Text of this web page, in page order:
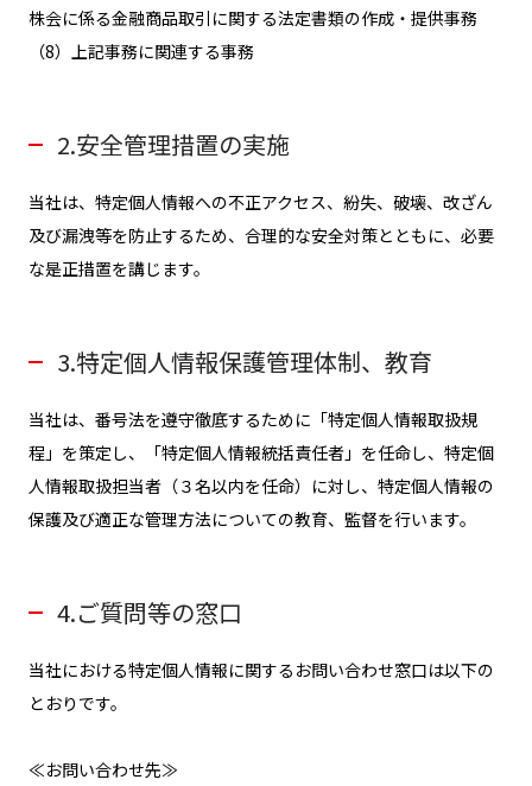
株会に係る金融商品取引に関する法定書類の作成・提供事務
（8）上記事務に関連する事務
2.安全管理措置の実施
当社は、特定個人情報への不正アクセス、紛失、破壊、改ざん
及び漏洩等を防止するため、合理的な安全対策とともに、必要
な是正措置を講じます。
3.特定個人情報保護管理体制、教育
当社は、番号法を遵守徹底するために「特定個人情報取扱規
程」を策定し、「特定個人情報統括責任者」を任命し、特定個
人情報取扱担当者（３名以内を任命）に対し、特定個人情報の
保護及び適正な管理方法についての教育、監督を行います。
4.ご質問等の窓口
当社における特定個人情報に関するお問い合わせ窓口は以下の
とおりです。
≪お問い合わせ先≫